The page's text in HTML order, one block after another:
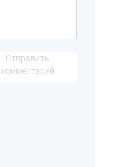
Отправить
комментарий